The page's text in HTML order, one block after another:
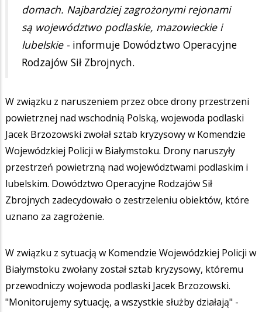
domach. Najbardziej zagrożonymi rejonami
są województwo podlaskie, mazowieckie i
lubelskie - informuje Dowództwo Operacyjne
Rodzajów Sił Zbrojnych.
W związku z naruszeniem przez obce drony przestrzeni
powietrznej nad wschodnią Polską, wojewoda podlaski
Jacek Brzozowski zwołał sztab kryzysowy w Komendzie
Wojewódzkiej Policji w Białymstoku. Drony naruszyły
przestrzeń powietrzną nad województwami podlaskim i
lubelskim. Dowództwo Operacyjne Rodzajów Sił
Zbrojnych zadecydowało o zestrzeleniu obiektów, które
uznano za zagrożenie.
W związku z sytuacją w Komendzie Wojewódzkiej Policji w
Białymstoku zwołany został sztab kryzysowy, któremu
przewodniczy wojewoda podlaski Jacek Brzozowski.
"Monitorujemy sytuację, a wszystkie służby działają" -